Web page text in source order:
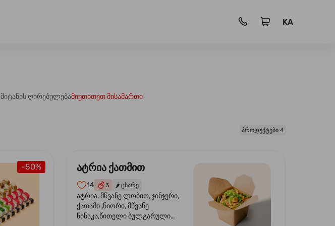
KA
მიტანის ღირებულებამიუთითეთ მისამართი
პროდუქტები 4
-50% ატრია ქათმით
14 3 🌶️ ცხარე
ატრია, მწვანე ლობიო, ჯინჯერი,
ქათამი ,ნიორი, მწვანე
წიწაკა,წითელი ბულგარული